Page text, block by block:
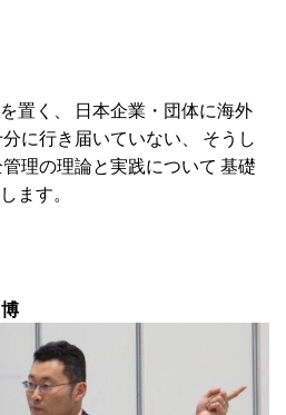
置く、 日本企業・団体に海外
に行き届いていない、 そうし
理の理論と実践について 基礎
ます。